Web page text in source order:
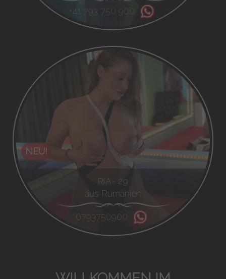
+41 793 750 900
NEU!
RIA - 29
aus Rumänien
0793750900